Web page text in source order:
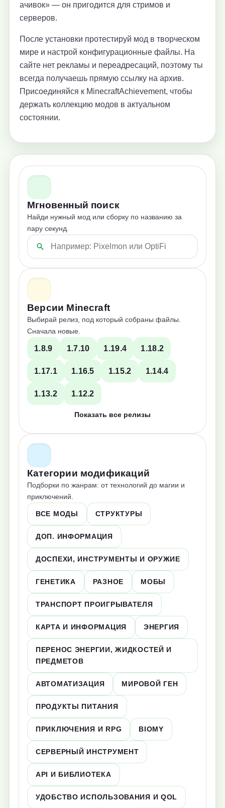
ачивок» — он пригодится для стримов и
серверов.
После установки протестируй мод в творческом
мире и настрой конфигурационные файлы. На
сайте нет рекламы и переадресаций, поэтому ты
всегда получаешь прямую ссылку на архив.
Присоединяйся к MinecraftAchievement, чтобы
держать коллекцию модов в актуальном
состоянии.
Мгновенный поиск
Найди нужный мод или сборку по названию за
пару секунд.
Версии Minecraft
Выбирай релиз, под который собраны файлы.
Сначала новые.
1.8.9 1.7.10 1.19.4 1.18.2
1.17.1 1.16.5 1.15.2 1.14.4
1.13.2 1.12.2
Показать все релизы
Категории модификаций
Подборки по жанрам: от технологий до магии и
приключений.
ВСЕ МОДЫ СТРУКТУРЫ
ДОП. ИНФОРМАЦИЯ
ДОСПЕХИ, ИНСТРУМЕНТЫ И ОРУЖИЕ
ГЕНЕТИКА РАЗНОЕ МОБЫ
ТРАНСПОРТ ПРОИГРЫВАТЕЛЯ
КАРТА И ИНФОРМАЦИЯ ЭНЕРГИЯ
ПЕРЕНОС ЭНЕРГИИ, ЖИДКОСТЕЙ И
ПРЕДМЕТОВ
АВТОМАТИЗАЦИЯ МИРОВОЙ ГЕН
ПРОДУКТЫ ПИТАНИЯ
ПРИКЛЮЧЕНИЯ И RPG BIOMY
СЕРВЕРНЫЙ ИНСТРУМЕНТ
API И БИБЛИОТЕКА
УДОБСТВО ИСПОЛЬЗОВАНИЯ И QOL